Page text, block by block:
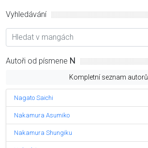
Vyhledávání
Autoři od písmene N
Kompletní seznam autorů
Nagato Saichi
Nakamura Asumiko
Nakamura Shungiku